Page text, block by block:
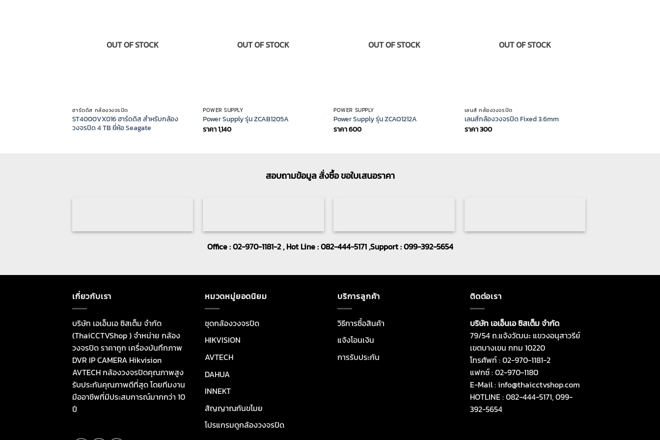
OUT OF STOCK
ฮาร์ดดิส กล้องวงจรปิด
ST4000VX016 ฮาร์ดดิส สำหรับกล้อง
วงจรปิด 4 TB ยี่ห้อ Seagate
OUT OF STOCK
POWER SUPPLY
Power Supply รุ่น ZCAB1205A
ราคา1,140
OUT OF STOCK
POWER SUPPLY
Power Supply รุ่น ZCAO1212A
ราคา600
OUT OF STOCK
เลนส์ กล้องวงจรปิด
เลนส์กล้องวงจรปิด Fixed 3.6mm
ราคา300
สอบถามข้อมูล สั่งซื้อ ขอใบเสนอราคา
Office : 02-970-1181-2 , Hot Line : 082-444-5171 ,Support : 099-392-5654
เกี่ยวกับเรา
บริษัท เอเอ็นเอ ซิสเต็ม จำกัด
(ThaiCCTVShop ) จำหน่าย กล้อง
วงจรปิด ราคาถูก เครื่องบันทึกภาพ
DVR IP CAMERA Hikvision
AVTECH กล้องวงจรปิดคุณภาพสูง
รับประกันคุณภาพดีที่สุด โดยทีมงาน
มืออาชีพที่มีประสบการณ์มากกว่า 10
ปี
หมวดหมู่ยอดนิยม
ชุดกล้องวงจรปิด
HIKVISION
AVTECH
DAHUA
INNEKT
สัญญาณกันขโมย
โปรแกรมดูกล้องวงจรปิด
บริการลูกค้า
วิธีการซื้อสินค้า
แจ้งโอนเงิน
การรับประกัน
ติดต่อเรา
บริษัท เอเอ็นเอ ซิสเต็ม จำกัด
79/54 ถ.แจ้งวัฒนะ แขวงอนุสาวรีย์
เขตบางเขน กทม 10220
โทรศัพท์ : 02-970-1181-2
แฟกซ์ : 02-970-1180
E-Mail : info@thaicctvshop.com
HOTLINE : 082-444-5171, 099-
392-5654